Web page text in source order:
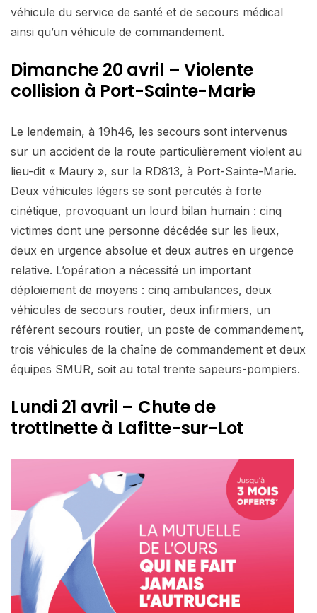
véhicule du service de santé et de secours médical
ainsi qu’un véhicule de commandement.
Dimanche 20 avril – Violente
collision à Port-Sainte-Marie
Le lendemain, à 19h46, les secours sont intervenus
sur un accident de la route particulièrement violent au
lieu-dit « Maury », sur la RD813, à Port-Sainte-Marie.
Deux véhicules légers se sont percutés à forte
cinétique, provoquant un lourd bilan humain : cinq
victimes dont une personne décédée sur les lieux,
deux en urgence absolue et deux autres en urgence
relative. L’opération a nécessité un important
déploiement de moyens : cinq ambulances, deux
véhicules de secours routier, deux infirmiers, un
référent secours routier, un poste de commandement,
trois véhicules de la chaîne de commandement et deux
équipes SMUR, soit au total trente sapeurs-pompiers.
Lundi 21 avril – Chute de
trottinette à Lafitte-sur-Lot